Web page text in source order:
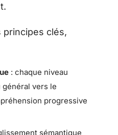
principes clés,
: chaque niveau
vers le
progressive
sémantique